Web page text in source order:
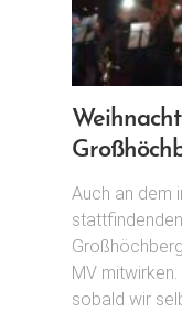
Auch an dem
MV
sobald wir